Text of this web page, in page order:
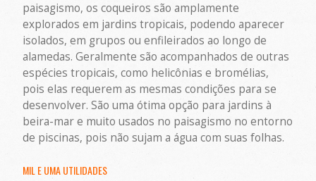
paisagismo, os coqueiros são amplamente
explorados em jardins tropicais, podendo aparecer
isolados, em grupos ou enfileirados ao longo de
alamedas. Geralmente são acompanhados de outras
espécies tropicais, como helicônias e bromélias,
pois elas requerem as mesmas condições para se
desenvolver. São uma ótima opção para jardins à
beira-mar e muito usados no paisagismo no entorno
de piscinas, pois não sujam a água com suas folhas.
MIL E UMA UTILIDADES